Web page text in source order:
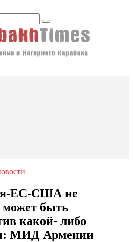
ЕС-США не
может быть
какой- либо
МИД Армении